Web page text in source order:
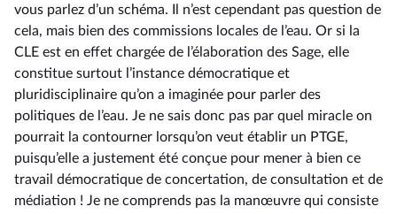
vous parlez d’un schéma. Il n’est cependant pas question de
cela, mais bien des commissions locales de l’eau. Or si la
CLE est en effet chargée de l’élaboration des Sage, elle
constitue surtout l’instance démocratique et
pluridisciplinaire qu’on a imaginée pour parler des
politiques de l’eau. Je ne sais donc pas par quel miracle on
pourrait la contourner lorsqu’on veut établir un PTGE,
puisqu’elle a justement été conçue pour mener à bien ce
travail démocratique de concertation, de consultation et de
médiation ! Je ne comprends pas la manœuvre qui consiste